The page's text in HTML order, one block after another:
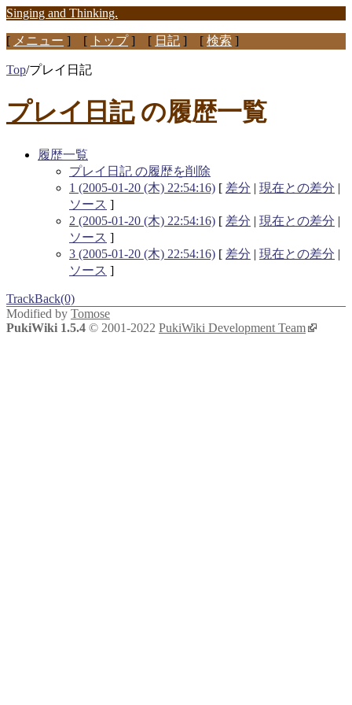
Singing and Thinking.
[ メニュー ] [ トップ] [ 日記 ] [ 検索 ]
Top/プレイ日記
プレイ日記の履歴一覧
履歴一覧
プレイ日記 の履歴を削除
1 (2005-01-20 (木) 22:54:16) [ 差分 | 現在との差分 |
ソース ]
2 (2005-01-20 (木) 22:54:16) [ 差分 | 現在との差分 |
ソース ]
3 (2005-01-20 (木) 22:54:16) [ 差分 | 現在との差分 |
ソース ]
TrackBack(0)
Modified by Tomose
PukiWiki 1.5.4 © 2001-2022 PukiWiki Development Team